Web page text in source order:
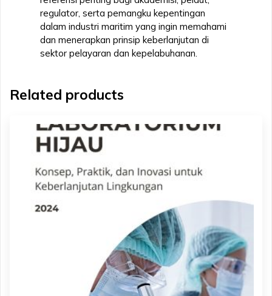
regulator, serta pemangku kepentingan
dalam industri maritim yang ingin memahami
dan menerapkan prinsip keberlanjutan di
sektor pelayaran dan kepelabuhanan.
Related products